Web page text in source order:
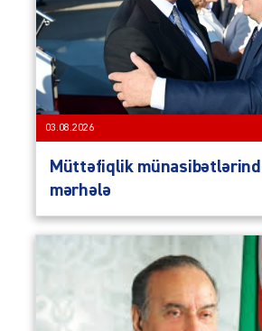
03.08.2026
Müttəfiqlik
mərhələ